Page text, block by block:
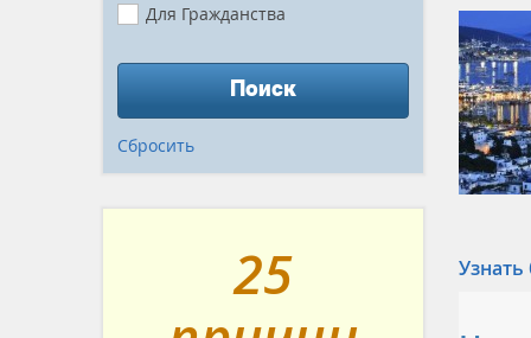
Для Гражданства
В Рассрочку
Гарантия Аренды
Поиск
Сбросить
25